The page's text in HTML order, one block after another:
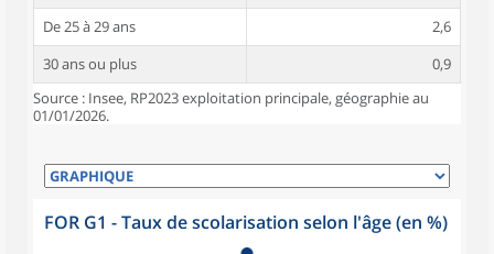
De 25 à 29 ans
2,6
30 ans ou plus
0,9
Source : Insee, RP2023 exploitation principale, géographie au
01/01/2026.
FOR G1 - Taux de scolarisation selon l'âge (en %)